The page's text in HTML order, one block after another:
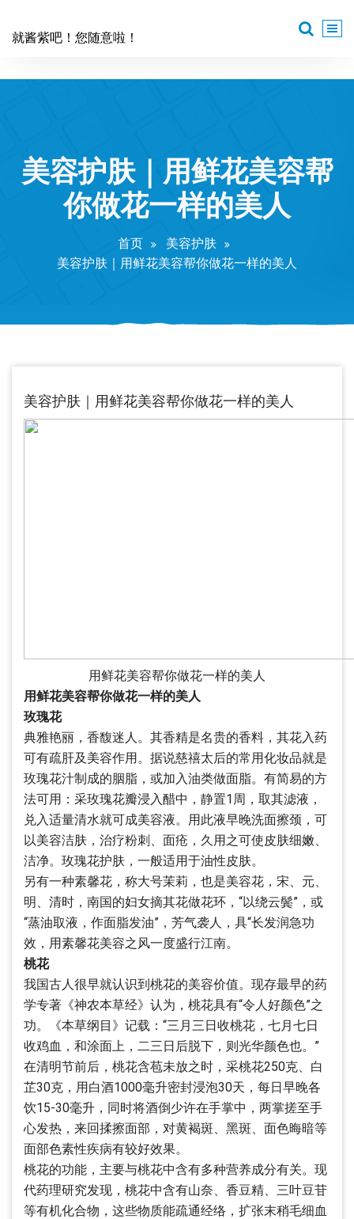
就酱紫吧！您随意啦！
美容护肤｜用鲜花美容帮
你做花一样的美人
首页
美容护肤
美容护肤｜用鲜花美容帮你做花一样的美人
美容护肤｜用鲜花美容帮你做花一样的美人
用鲜花美容帮你做花一样的美人
用鲜花美容帮你做花一样的美人
玫瑰花
典雅艳丽，香馥迷人。其香精是名贵的香料，其花入药
可有疏肝及美容作用。据说慈禧太后的常用化妆品就是
玫瑰花汁制成的胭脂，或加入油类做面脂。有简易的方
法可用：采玫瑰花瓣浸入醋中，静置1周，取其滤液，
兑入适量清水就可成美容液。用此液早晚洗面擦颈，可
以美容洁肤，治疗粉刺、面疮，久用之可使皮肤细嫩、
洁净。玫瑰花护肤，一般适用于油性皮肤。
另有一种素馨花，称大号茉莉，也是美容花，宋、元、
明、清时，南国的妇女摘其花做花环，“以绕云鬓”，或
“蒸油取液，作面脂发油”，芳气袭人，具“长发润急功
效，用素馨花美容之风一度盛行江南。
桃花
我国古人很早就认识到桃花的美容价值。现存最早的药
学专著《神农本草经》认为，桃花具有“令人好颜色”之
功。《本草纲目》记载：“三月三日收桃花，七月七日
收鸡血，和涂面上，二三日后脱下，则光华颜色也。”
在清明节前后，桃花含苞未放之时，采桃花250克、白
芷30克，用白酒1000毫升密封浸泡30天，每日早晚各
饮15-30毫升，同时将酒倒少许在手掌中，两掌搓至手
心发热，来回揉擦面部，对黄褐斑、黑斑、面色晦暗等
面部色素性疾病有较好效果。
桃花的功能，主要与桃花中含有多种营养成分有关。现
代药理研究发现，桃花中含有山奈、香豆精、三叶豆苷
等有机化合物，这些物质能疏通经络，扩张末稍毛细血